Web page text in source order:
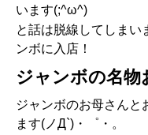
います(;^ω^)
と話は脱線してしまい
ンボに入店！
ジャンボの名物
ジャンボのお母さんと
ます(ノД`)・゜・。